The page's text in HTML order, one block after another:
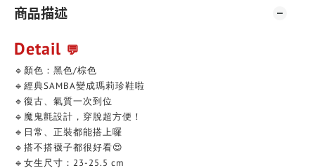
商品描述
Detail 💬
🔹顏色：黑色/棕色
🔹經典SAMBA變成瑪莉珍鞋啦
🔹復古、氣質一次到位
🔹魔鬼氈設計，穿脫超方便！
🔹日常、正裝都能搭上囉
🔹搭不搭襪子都很好看😍
🔹女生尺寸：23-25.5 cm